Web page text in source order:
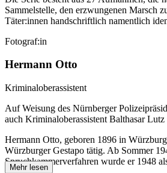
Sammelstelle, den erzwungenen Marsch
Täter:innen handschriftlich namentlich
Fotograf:in
Hermann Otto
Kriminaloberassistent
Auf Weisung des Nürnberger
auch Kriminaloberassistent Balthasar
Hermann Otto, geboren 1896 in
Würzburger Gestapo tätig. Ab Sommer
Spruchkammerverfahren wurde er 1948
Mehr lesen